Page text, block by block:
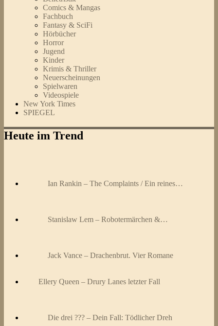
Comics & Mangas
Fachbuch
Fantasy & SciFi
Hörbücher
Horror
Jugend
Kinder
Krimis & Thriller
Neuerscheinungen
Spielwaren
Videospiele
New York Times
SPIEGEL
Heute im Trend
Ian Rankin – The Complaints / Ein reines…
Stanislaw Lem – Robotermärchen &…
Jack Vance – Drachenbrut. Vier Romane
Ellery Queen – Drury Lanes letzter Fall
Die drei ??? – Dein Fall: Tödlicher Dreh